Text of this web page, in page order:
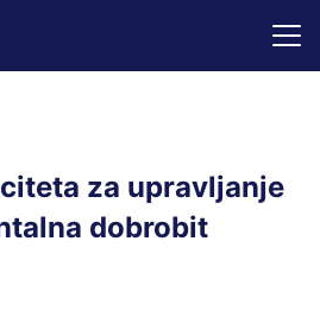
za upravljanje
dobrobit